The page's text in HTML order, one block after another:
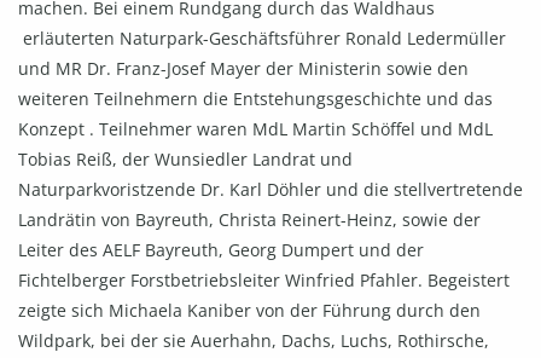
machen. Bei einem Rundgang durch das Waldhaus
erläuterten Naturpark-Geschäftsführer Ronald Ledermüller
und MR Dr. Franz-Josef Mayer der Ministerin sowie den
weiteren Teilnehmern die Entstehungsgeschichte und das
Konzept . Teilnehmer waren MdL Martin Schöffel und MdL
Tobias Reiß, der Wunsiedler Landrat und
Naturparkvoristzende Dr. Karl Döhler und die stellvertretende
Landrätin von Bayreuth, Christa Reinert-Heinz, sowie der
Leiter des AELF Bayreuth, Georg Dumpert und der
Fichtelberger Forstbetriebsleiter Winfried Pfahler. Begeistert
zeigte sich Michaela Kaniber von der Führung durch den
Wildpark, bei der sie Auerhahn, Dachs, Luchs, Rothirsche,